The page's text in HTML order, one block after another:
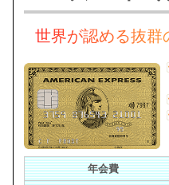
世界が認める抜群
年会費